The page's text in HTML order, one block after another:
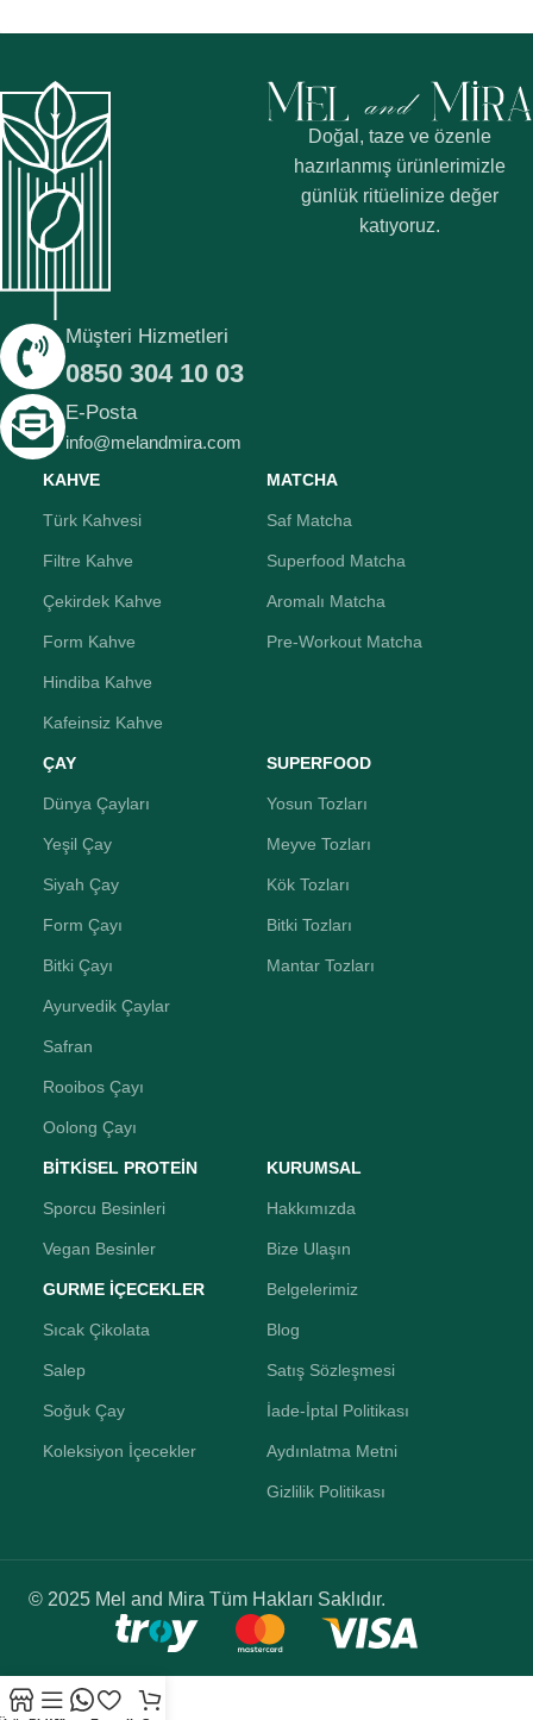
Doğal, taze ve özenle
hazırlanmış ürünlerimizle
günlük ritüelinize değer
katıyoruz.
Müşteri Hizmetleri
0850 304 10 03
E-Posta
info@melandmira.com
KAHVE
Türk Kahvesi
Filtre Kahve
Çekirdek Kahve
Form Kahve
Hindiba Kahve
Kafeinsiz Kahve
MATCHA
Saf Matcha
Superfood Matcha
Aromalı Matcha
Pre-Workout Matcha
ÇAY
Dünya Çayları
Yeşil Çay
Siyah Çay
Form Çayı
Bitki Çayı
Ayurvedik Çaylar
Safran
Rooibos Çayı
Oolong Çayı
SUPERFOOD
Yosun Tozları
Meyve Tozları
Kök Tozları
Bitki Tozları
Mantar Tozları
BİTKİSEL PROTEİN
Sporcu Besinleri
Vegan Besinler
GURME İÇECEKLER
Sıcak Çikolata
Salep
Soğuk Çay
Koleksiyon İçecekler
KURUMSAL
Hakkımızda
Bize Ulaşın
Belgelerimiz
Blog
Satış Sözleşmesi
İade-İptal Politikası
Aydınlatma Metni
Gizlilik Politikası
© 2025 Mel and Mira Tüm Hakları Saklıdır.